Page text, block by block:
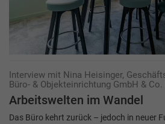
Interview mit Nina Heisinger,
Büro- & Objekteinrichtung GmbH & Co.
Arbeitswelten im Wandel
Das Büro kehrt zurück – jedoch in neuer